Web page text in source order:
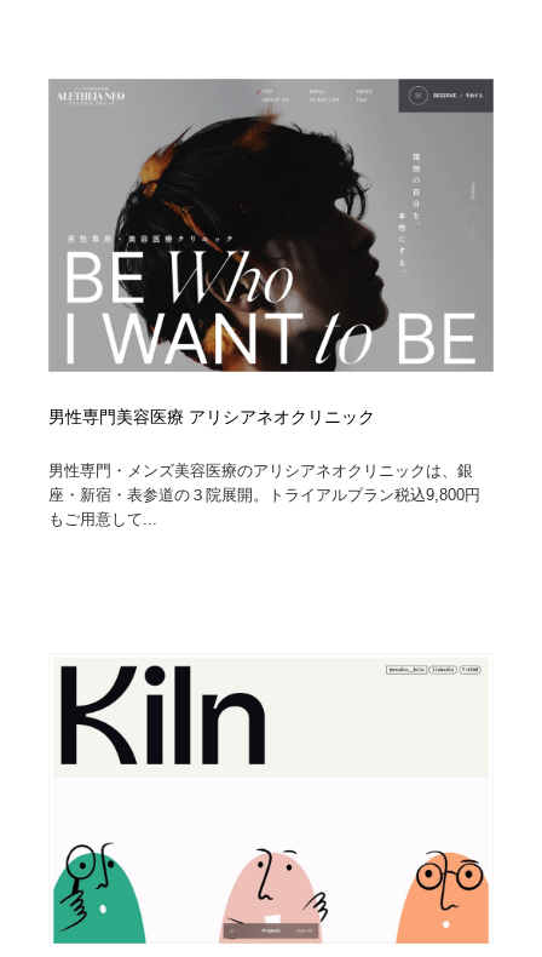
男性専門美容医療 アリシアネオクリニック
男性専門・メンズ美容医療のアリシアネオクリニックは、銀
座・新宿・表参道の３院展開。トライアルプラン税込9,800円
もご用意して...